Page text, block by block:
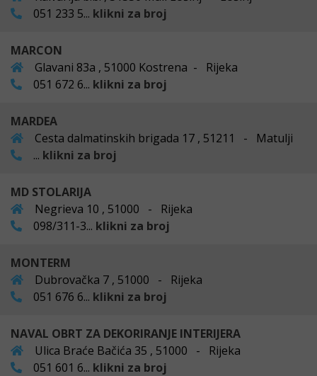
051 233 5... klikni za broj
MARCON
Glavani 83a , 51000 Kostrena - Rijeka
051 672 6... klikni za broj
MARDEA
Cesta dalmatinskih brigada 17 , 51211 - Matulji
... klikni za broj
MD STOLARIJA
Negrieva 10 , 51000 - Rijeka
098/311-3... klikni za broj
MONTERM
Dubrovačka 7 , 51000 - Rijeka
051 676 6... klikni za broj
NAVAL OBRT ZA DEKORIRANJE INTERIJERA
Ulica Braće Bačića 35 , 51000 - Rijeka
051 601 6... klikni za broj